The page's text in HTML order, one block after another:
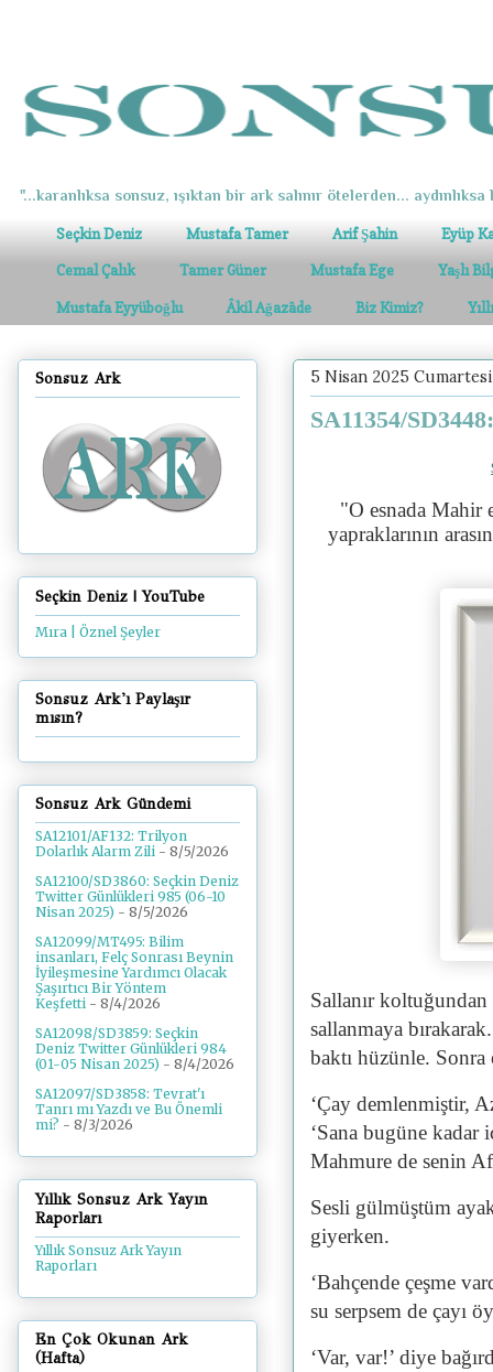
"...karanlıksa sonsuz, ışıktan bir ark salınır ötelerden... aydınlıksa
Seçkin Deniz Mustafa Tamer Arif Şahin Eyüp
Cemal Çalık Tamer Güner Mustafa Ege Yaşlı
Mustafa Eyyüboğlu Âkil Ağazâde Biz Kimiz?
5 Nisan 2025 Cumartesi
SA11354/
"O esnada Mahir
yapraklarının
Sallanır
sallanmaya
baktı hüzünle.
‘Çay demlenmiştir,
‘Sana bugüne
Mahmure de senin
Sesli gülmüştüm
giyerken.
‘Bahçende çeşme
su serpsem de çayı
‘Var, var!’ diye
Sonsuz Ark
Seçkin Deniz | YouTube
Mıra | Öznel Şeyler
Sonsuz Ark'ı Paylaşır
mısın?
Sonsuz Ark Gündemi
SA12101/AF132: Trilyon
Dolarlık Alarm Zili - 8/5/2026
SA12100/SD3860: Seçkin Deniz
Twitter Günlükleri 985 (06-10
Nisan 2025) - 8/5/2026
SA12099/MT495: Bilim
insanları, Felç Sonrası Beynin
İyileşmesine Yardımcı Olacak
Şaşırtıcı Bir Yöntem
Keşfetti - 8/4/2026
SA12098/SD3859: Seçkin
Deniz Twitter Günlükleri 984
(01-05 Nisan 2025) - 8/4/2026
SA12097/SD3858: Tevrat'ı
Tanrı mı Yazdı ve Bu Önemli
mi? - 8/3/2026
Yıllık Sonsuz Ark Yayın
Raporları
Yıllık Sonsuz Ark Yayın
Raporları
En Çok Okunan Ark
(Hafta)